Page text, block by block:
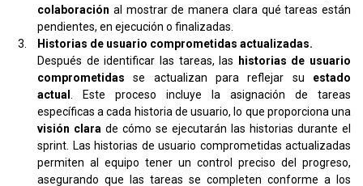
colaboración al mostrar de manera clara qué tareas están
pendientes, en ejecución o finalizadas.
Historias de usuario comprometidas actualizadas.
Después de identificar las tareas, las
historias de usuario
comprometidas se actualizan para reflejar su estado
actual
. Este proceso incluye la asignación de tareas
específicas a cada historia de usuario, lo que proporciona una
visión clara de cómo se ejecutarán las historias durante el
sprint. Las historias de usuario comprometidas actualizadas
permiten al equipo tener un control preciso del progreso,
asegurando que las tareas se completen conforme a los